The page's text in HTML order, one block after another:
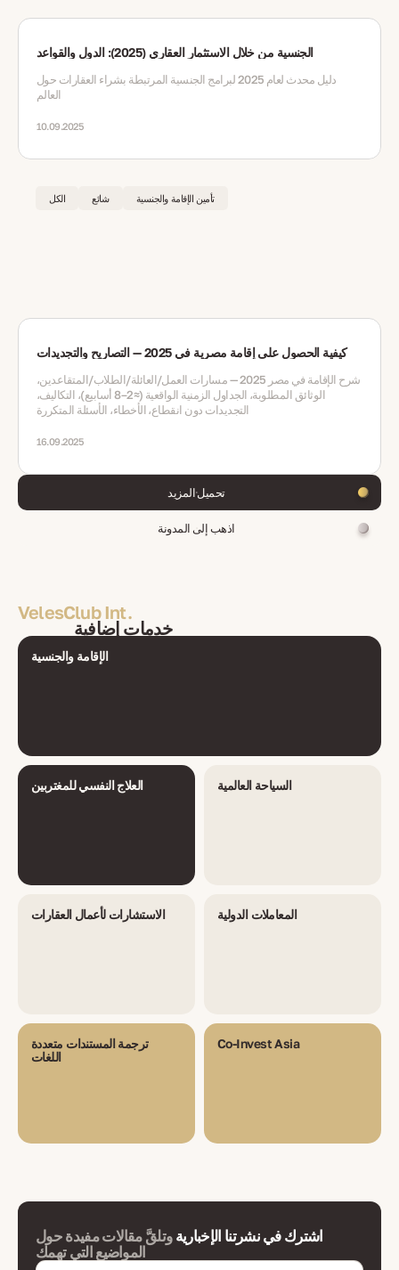
الجنسية من خلال الاستثمار العقاري (2025): الدول والقواعد
دليل محدث لعام 2025 لبرامج الجنسية المرتبطة بشراء العقارات حول
العالم
10.09.2025
الكل شائع تأمين الإقامة والجنسية
كيفية الحصول على إقامة مصرية في 2025 — التصاريح والتجديدات
شرح الإقامة في مصر 2025 — مسارات العمل/العائلة/الطلاب/المتقاعدين،
الوثائق المطلوبة، الجداول الزمنية الواقعية (≈2–8 أسابيع)، التكاليف،
التجديدات دون انقطاع، الأخطاء، الأسئلة المتكررة
16.09.2025
تحميل المزيد
اذهب إلى المدونة
VelesClub Int.
خدمات إضافية
الإقامة والجنسية
العلاج النفسي للمغتربين السياحة العالمية
الاستشارات لأعمال العقارات المعاملات الدولية
ترجمة المستندات متعددة
اللغات
Co-Invest Asia
اشترك في نشرتنا الإخباريةوتلقَّ مقالات مفيدة حول
المواضيع التي تهمك